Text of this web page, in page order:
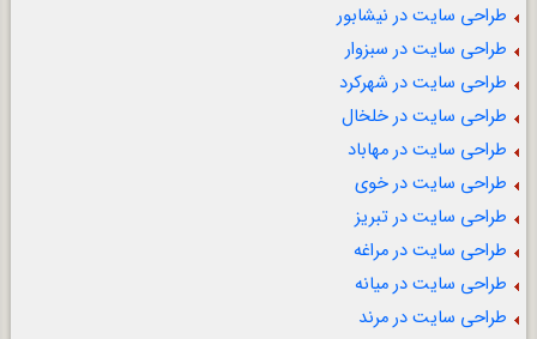
طراحی سایت در نیشابور
طراحی سایت در سبزوار
طراحی سایت در شهرکرد
طراحی سایت در خلخال
طراحی سایت در مهاباد
طراحی سایت در خوی
طراحی سایت در تبریز
طراحی سایت در مراغه
طراحی سایت در میانه
طراحی سایت در مرند